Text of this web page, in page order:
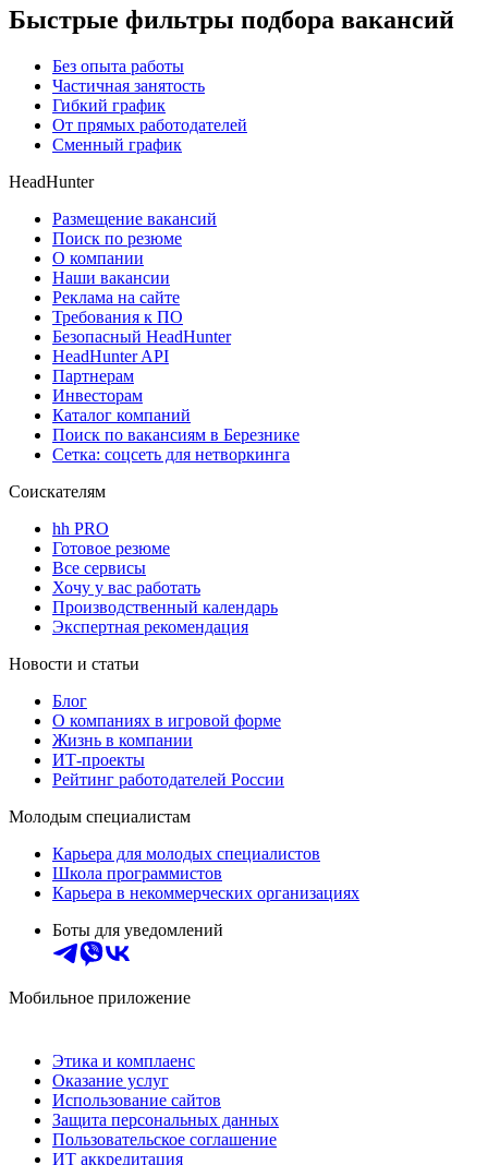
Быстрые фильтры подбора вакансий
Без опыта работы
Частичная занятость
Гибкий график
От прямых работодателей
Сменный график
HeadHunter
Размещение вакансий
Поиск по резюме
О компании
Наши вакансии
Реклама на сайте
Требования к ПО
Безопасный HeadHunter
HeadHunter API
Партнерам
Инвесторам
Каталог компаний
Поиск по вакансиям в Березнике
Сетка: соцсеть для нетворкинга
Соискателям
hh PRO
Готовое резюме
Все сервисы
Хочу у вас работать
Производственный календарь
Экспертная рекомендация
Новости и статьи
Блог
О компаниях в игровой форме
Жизнь в компании
ИТ-проекты
Рейтинг работодателей России
Молодым специалистам
Карьера для молодых специалистов
Школа программистов
Карьера в некоммерческих организациях
Боты для уведомлений
Мобильное приложение
Этика и комплаенс
Оказание услуг
Использование сайтов
Защита персональных данных
Пользовательское соглашение
ИТ аккредитация